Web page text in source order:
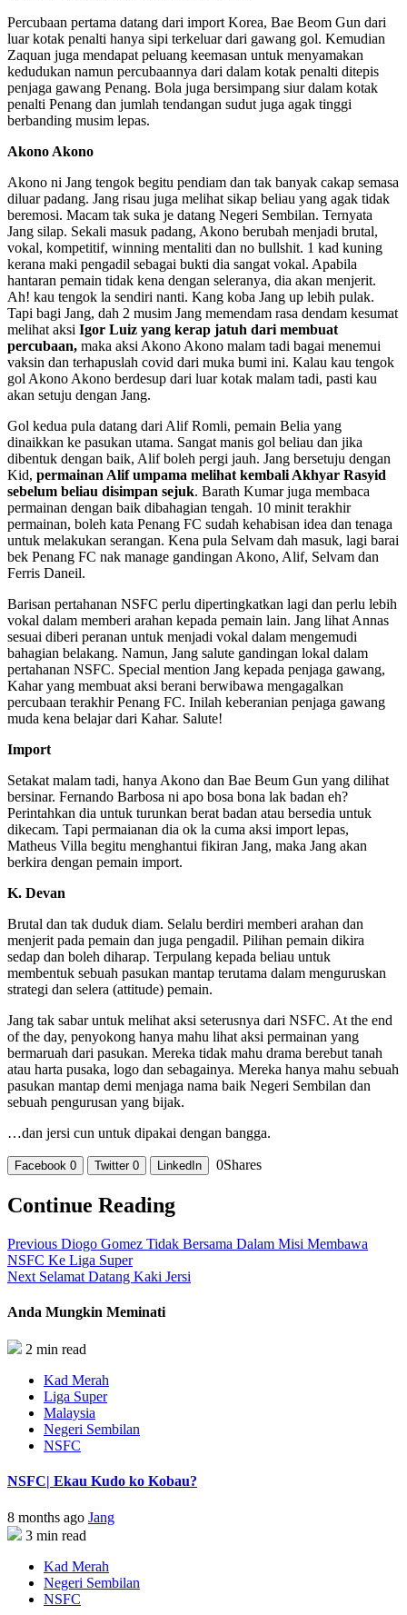
Percubaan pertama datang dari import Korea, Bae Beom Gun dari
luar kotak penalti hanya sipi terkeluar dari gawang gol. Kemudian
Zaquan juga mendapat peluang keemasan untuk menyamakan
kedudukan namun percubaannya dari dalam kotak penalti ditepis
penjaga gawang Penang. Bola juga bersimpang siur dalam kotak
penalti Penang dan jumlah tendangan sudut juga agak tinggi
berbanding musim lepas.
Akono Akono
Akono ni Jang tengok begitu pendiam dan tak banyak cakap semasa
diluar padang. Jang risau juga melihat sikap beliau yang agak tidak
beremosi. Macam tak suka je datang Negeri Sembilan. Ternyata
Jang silap. Sekali masuk padang, Akono berubah menjadi brutal,
vokal, kompetitif, winning mentaliti dan no bullshit. 1 kad kuning
kerana maki pengadil sebagai bukti dia sangat vokal. Apabila
hantaran pemain tidak kena dengan seleranya, dia akan menjerit.
Ah! kau tengok la sendiri nanti. Kang koba Jang up lebih pulak.
Tapi bagi Jang, dah 2 musim Jang memendam rasa dendam kesumat
melihat aksi Igor Luiz yang kerap jatuh dari membuat
percubaan, maka aksi Akono Akono malam tadi bagai menemui
vaksin dan terhapuslah covid dari muka bumi ini. Kalau kau tengok
gol Akono Akono berdesup dari luar kotak malam tadi, pasti kau
akan setuju dengan Jang.
Gol kedua pula datang dari Alif Romli, pemain Belia yang
dinaikkan ke pasukan utama. Sangat manis gol beliau dan jika
dibentuk dengan baik, Alif boleh pergi jauh. Jang bersetuju dengan
Kid, permainan Alif umpama melihat kembali Akhyar Rasyid
sebelum beliau disimpan sejuk. Barath Kumar juga membaca
permainan dengan baik dibahagian tengah. 10 minit terakhir
permainan, boleh kata Penang FC sudah kehabisan idea dan tenaga
untuk melakukan serangan. Kena pula Selvam dah masuk, lagi barai
bek Penang FC nak manage gandingan Akono, Alif, Selvam dan
Ferris Daneil.
Barisan pertahanan NSFC perlu dipertingkatkan lagi dan perlu lebih
vokal dalam memberi arahan kepada pemain lain. Jang lihat Annas
sesuai diberi peranan untuk menjadi vokal dalam mengemudi
bahagian belakang. Namun, Jang salute gandingan lokal dalam
pertahanan NSFC. Special mention Jang kepada penjaga gawang,
Kahar yang membuat aksi berani berwibawa mengagalkan
percubaan terakhir Penang FC. Inilah keberanian penjaga gawang
muda kena belajar dari Kahar. Salute!
Import
Setakat malam tadi, hanya Akono dan Bae Beum Gun yang dilihat
bersinar. Fernando Barbosa ni apo bosa bona lak badan eh?
Perintahkan dia untuk turunkan berat badan atau bersedia untuk
dikecam. Tapi permaianan dia ok la cuma aksi import lepas,
Matheus Villa begitu menghantui fikiran Jang, maka Jang akan
berkira dengan pemain import.
K. Devan
Brutal dan tak duduk diam. Selalu berdiri memberi arahan dan
menjerit pada pemain dan juga pengadil. Pilihan pemain dikira
sedap dan boleh diharap. Terpulang kepada beliau untuk
membentuk sebuah pasukan mantap terutama dalam menguruskan
strategi dan selera (attitude) pemain.
Jang tak sabar untuk melihat aksi seterusnya dari NSFC. At the end
of the day, penyokong hanya mahu lihat aksi permainan yang
bermaruah dari pasukan. Mereka tidak mahu drama berebut tanah
atau harta pusaka, logo dan sebagainya. Mereka hanya mahu sebuah
pasukan mantap demi menjaga nama baik Negeri Sembilan dan
sebuah pengurusan yang bijak.
…dan jersi cun untuk dipakai dengan bangga.
Facebook 0 Twitter 0 LinkedIn 0Shares
Continue Reading
Previous Diogo Gomez Tidak Bersama Dalam Misi Membawa
NSFC Ke Liga Super
Next Selamat Datang Kaki Jersi
Anda Mungkin Meminati
2 min read
Kad Merah
Liga Super
Malaysia
Negeri Sembilan
NSFC
NSFC| Ekau Kudo ko Kobau?
8 months ago Jang
3 min read
Kad Merah
Negeri Sembilan
NSFC